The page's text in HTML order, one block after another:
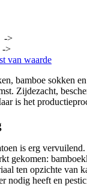
->
->
van waarde
bamboe sokken
Zijdezacht,
is het
is erg
gekomen:
ten opzichte van
nodig heeft en